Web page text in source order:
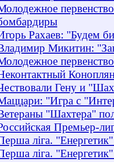
Рахаев: "Будем
Микитин:
Гену и
"Игра с
"Шахтера"
Премьер-
ліга.
ліга.